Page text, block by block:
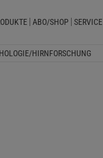
ABO/SHOP SERVICE
HIRNFORSCHUNG